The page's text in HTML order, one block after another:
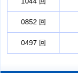
0852 回
0497 回